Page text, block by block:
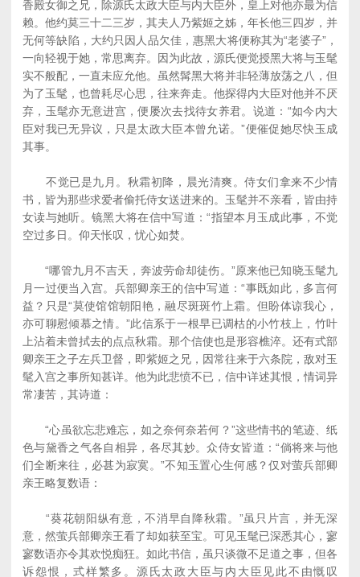
香殿女御之兄，除源氏太政大臣与内大臣外，皇上对他亦最为信
赖。他约莫三十二三岁，其夫人乃紫姬之姊，年长他三四岁，并
无何等缺陷，大约只因人品欠佳，惠黑大将便称其为“老婆子”，
一向轻视于她，常思离弃。因为此故，源氏便觉授黑大将与玉髦
实不般配，一直未应允他。虽然髯黑大将并非轻薄放荡之八，但
为了玉髦，也曾耗尽心思，往来奔走。他探得内大臣对他并不厌
弃，玉髦亦无意进宫，便屡次去找待女养君。说道：“如今内大
臣对我已无异议，只是太政大臣本曾允诺。”便催促她尽快玉成
其事。
不觉已是九月。秋霜初降，晨光清爽。侍女们拿来不少情
书，皆为那些求爱者偷托侍女送进来的。玉髦并不亲看，皆由持
女读与她听。镜黑大将在信中写道：“指望本月玉成此事，不觉
空过多日。仰天怅叹，忧心如焚。
“哪管九月不吉天，奔波劳命却徒伤。”原来他已知晓玉髦九
月一过便当入宫。兵部卿亲王的信中写道：“事既如此，多言何
益？只是“莫使馆馆朝阳艳，融尽斑斑竹上霜。但盼体谅我心，
亦可聊慰倾慕之情。”此信系于一根早已调枯的小竹枝上，竹叶
上沾着未曾拭去的点点秋霜。那个信使也是形容樵淬。还有式部
卿亲王之子左兵卫督，即紫姬之兄，因常往来于六条院，敌对玉
髦入宫之事所知甚详。他为此悲愤不已，信中详述其恨，情词异
常凄苦，其诗道：
“心虽欲忘悲难忘，如之奈何奈若何？”这些情书的笔迹、纸
色与黛香之气各自相异，各尽其妙。众侍女皆道：“倘将来与他
们全断来往，必甚为寂寞。”不知玉置心生何感？仅对萤兵部卿
亲王略复数语：
“葵花朝阳纵有意，不消早自降秋霜。”虽只片言，并无深
意，然萤兵部卿亲王看了却如获至宝。可见玉髦已深悉其心，寥
寥数语亦令其欢悦痴狂。如此书信，虽只谈微不足道之事，但各
诉怨恨，式样繁多。源氏太政大臣与内大臣见此不由慨叹